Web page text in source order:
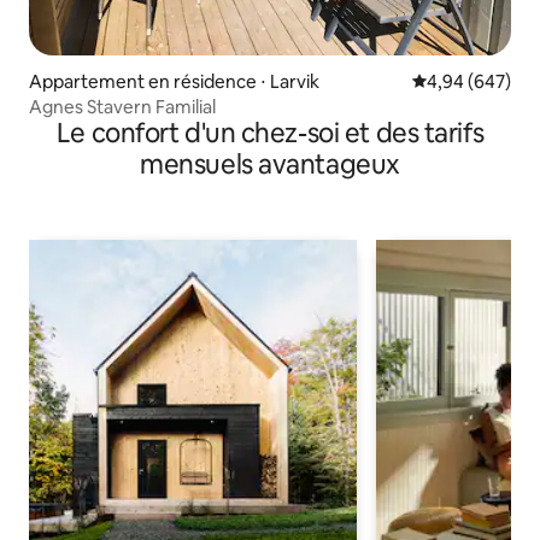
Appartement en résidence ⋅ Larvik Évaluation
4,94 (647)
Agnes Stavern Familial
Le confort d'un chez-soi et des tarifs
mensuels avantageux